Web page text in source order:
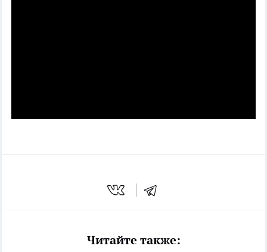
Читайте также: